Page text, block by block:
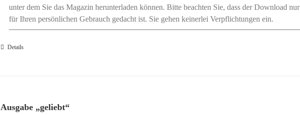
unter dem Sie das Magazin herunterladen können. Bitte beachten Sie, dass der Download nur
für Ihren persönlichen Gebrauch gedacht ist. Sie gehen keinerlei Verpflichtungen ein.
Details
Ausgabe „geliebt“